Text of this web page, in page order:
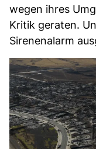
wegen ihres
Kritik geraten.
Sirenenalarm